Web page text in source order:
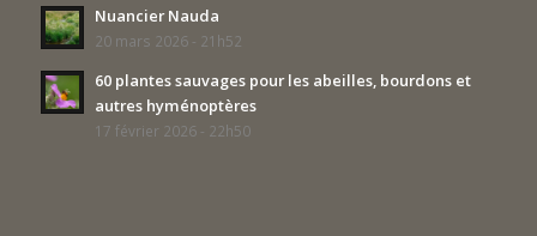
Nuancier Nauda
20 mars 2026 - 21h52
60 plantes sauvages pour les abeilles, bourdons et
autres hyménoptères
17 février 2026 - 22h50